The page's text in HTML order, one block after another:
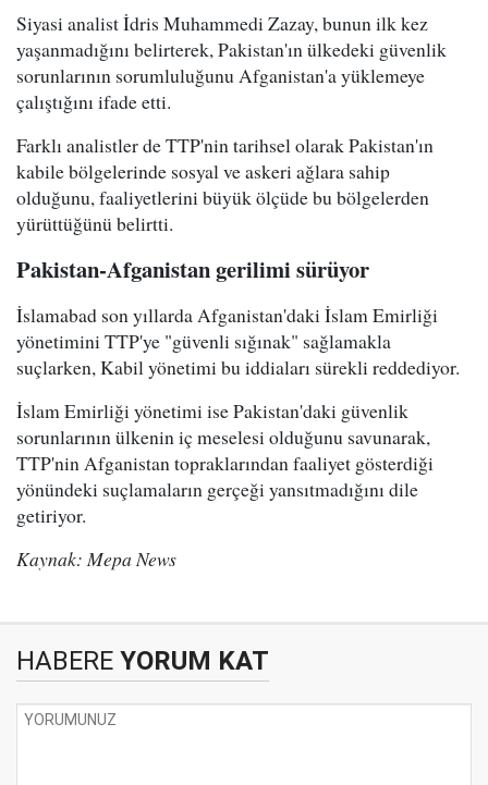
Siyasi analist İdris Muhammedi Zazay, bunun ilk kez
yaşanmadığını belirterek, Pakistan'ın ülkedeki güvenlik
sorunlarının sorumluluğunu Afganistan'a yüklemeye
çalıştığını ifade etti.
Farklı analistler de TTP'nin tarihsel olarak Pakistan'ın
kabile bölgelerinde sosyal ve askeri ağlara sahip
olduğunu, faaliyetlerini büyük ölçüde bu bölgelerden
yürüttüğünü belirtti.
Pakistan-Afganistan gerilimi sürüyor
İslamabad son yıllarda Afganistan'daki İslam Emirliği
yönetimini TTP'ye "güvenli sığınak" sağlamakla
suçlarken, Kabil yönetimi bu iddiaları sürekli reddediyor.
İslam Emirliği yönetimi ise Pakistan'daki güvenlik
sorunlarının ülkenin iç meselesi olduğunu savunarak,
TTP'nin Afganistan topraklarından faaliyet gösterdiği
yönündeki suçlamaların gerçeği yansıtmadığını dile
getiriyor.
Kaynak: Mepa News
HABERE YORUM KAT